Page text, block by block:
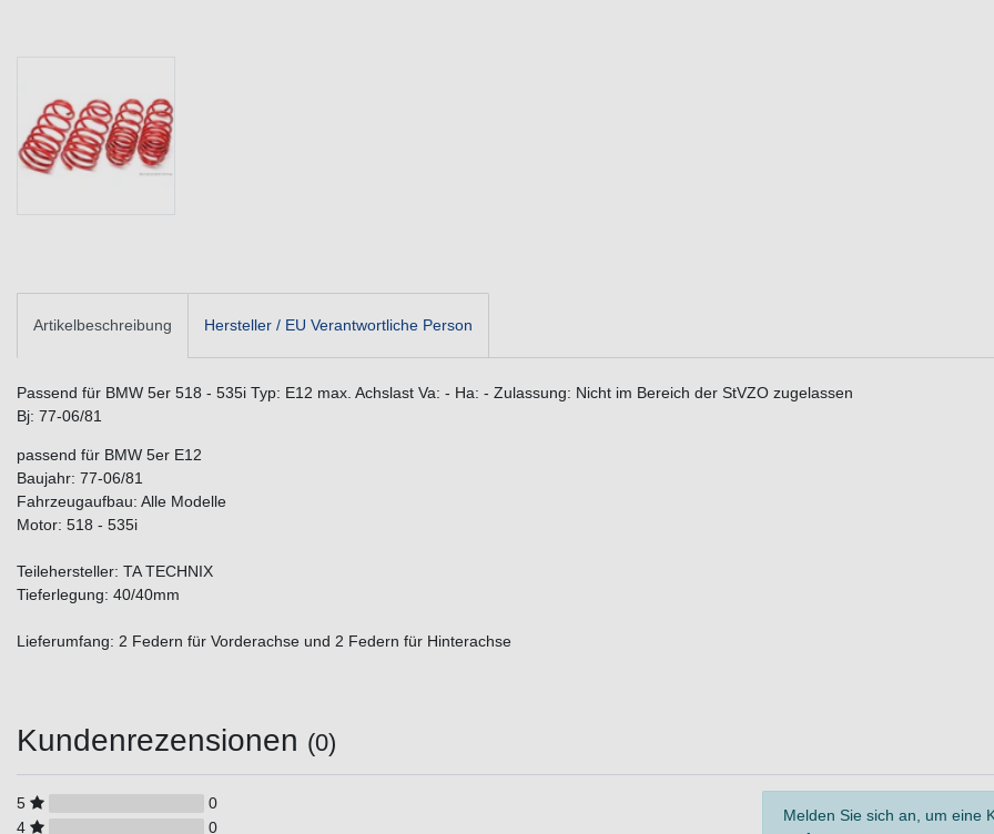
Artikelbeschreibung Hersteller / EU Verantwortliche Person
Passend für BMW 5er 518 - 535i Typ: E12 max. Achslast Va: - Ha: - Zulassung: Nicht im Bereich der StVZO zugelassen
Bj: 77-06/81
passend für BMW 5er E12
Baujahr: 77-06/81
Fahrzeugaufbau: Alle Modelle
Motor: 518 - 535i
Teilehersteller: TA TECHNIX
Tieferlegung: 40/40mm
Lieferumfang: 2 Federn für Vorderachse und 2 Federn für Hinterachse
Kundenrezensionen (0)
5
0
4
0
Melden Sie sich an, um eine